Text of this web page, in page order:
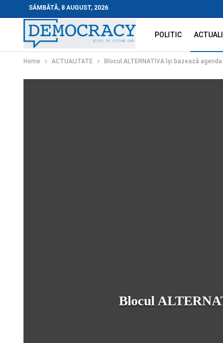
SÂMBĂTĂ, 8 AUGUST, 2026
POLITIC
Home ACTUALITATE Blocul ALTERNATIVA își bazează
Blocul